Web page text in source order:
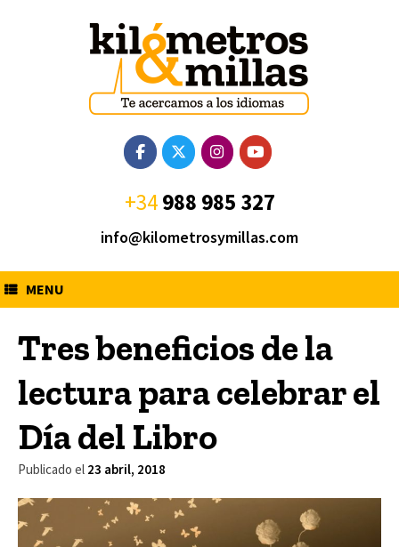
+34 988 985 327
info@kilometrosymillas.com
MENU
Tres beneficios de la
lectura para celebrar el
Día del Libro
Publicado el 23 abril, 2018